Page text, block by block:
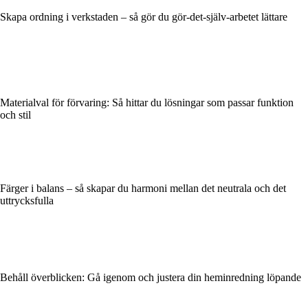
Skapa ordning i verkstaden – så gör du gör-det-själv-arbetet lättare
Materialval för förvaring: Så hittar du lösningar som passar funktion
och stil
Färger i balans – så skapar du harmoni mellan det neutrala och det
uttrycksfulla
Behåll överblicken: Gå igenom och justera din heminredning löpande